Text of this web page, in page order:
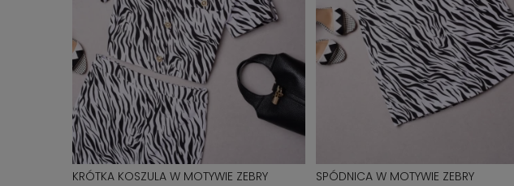
KRÓTKA KOSZULA W MOTYWIE ZEBRY SPÓDNICA W MOTYWIE ZEBRY